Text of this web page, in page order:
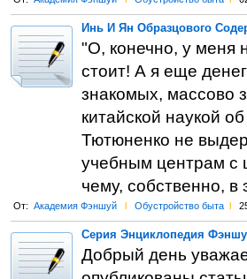
Инь И Ян Образцового
"О, конечно, у меня
стоит! А я еще
знакомых, массово
китайской наукой
Тютюненко не
учебным центрам с
чему, собственно, в
От: Академия Фэншуй l Обустройство быта l
Серия Энциклопедия
Добрый день